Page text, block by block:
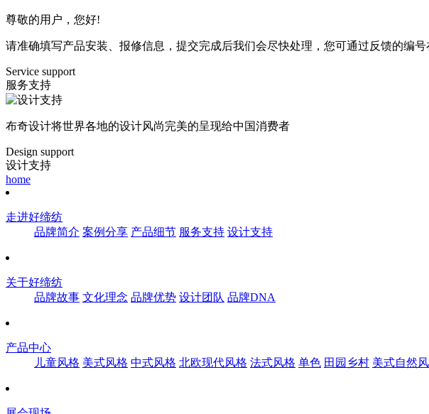
尊敬的用户，您好!
请准确填写产品安装、报修信息，提交完成后我们会尽快处理，您可通过反馈的编号
Service support
服务支持
布奇设计将世界各地的设计风尚完美的呈现给中国消费者
Design support
设计支持
home
走进好缔纺
品牌简介 案例分享 产品细节 服务支持 设计支持
关于好缔纺
品牌故事 文化理念 品牌优势 设计团队 品牌DNA
产品中心
儿童风格 美式风格 中式风格 北欧现代风格 法式风格 单色 田园乡村 美式自然风